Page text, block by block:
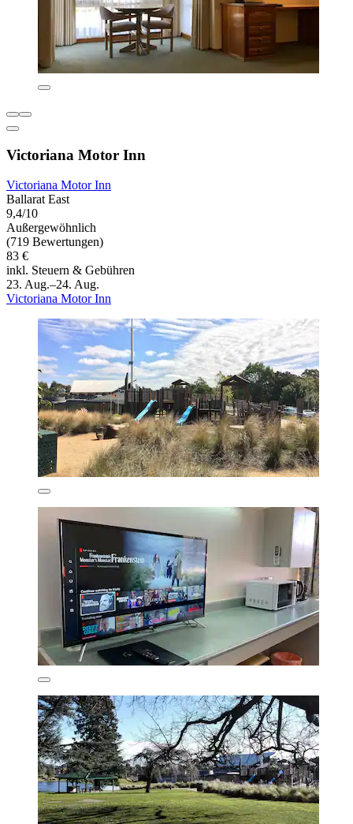
Victoriana Motor Inn
Victoriana Motor Inn
Ballarat East
9,4/10
Außergewöhnlich
(719 Bewertungen)
83 €
inkl. Steuern & Gebühren
23. Aug.–24. Aug.
Victoriana Motor Inn